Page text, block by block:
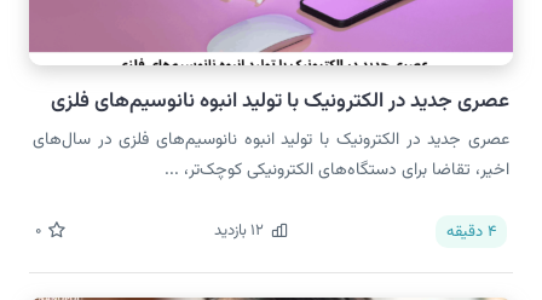
عصری جدید در الکترونیک با تولید انبوه نانوسیم‌های فلزی
عصری جدید در الکترونیک با تولید انبوه نانوسیم‌های فلزی در سال‌های
اخیر، تقاضا برای دستگاه‌های الکترونیکی کوچک‌تر، ...
4 دقیقه 12 بازدید 0